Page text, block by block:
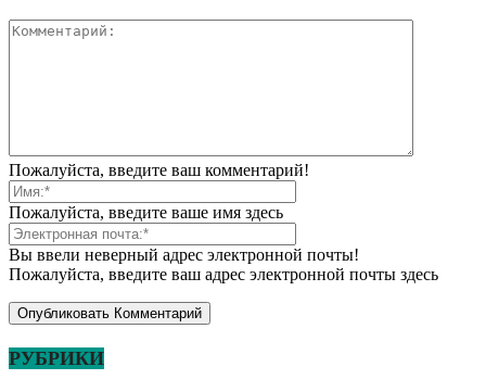
Пожалуйста, введите ваш комментарий!
Пожалуйста, введите ваше имя здесь
Вы ввели неверный адрес электронной почты!
Пожалуйста, введите ваш адрес электронной почты здесь
РУБРИКИ